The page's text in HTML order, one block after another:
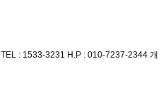
TEL : 1533-3231 H.P : 010-7237-2344 개